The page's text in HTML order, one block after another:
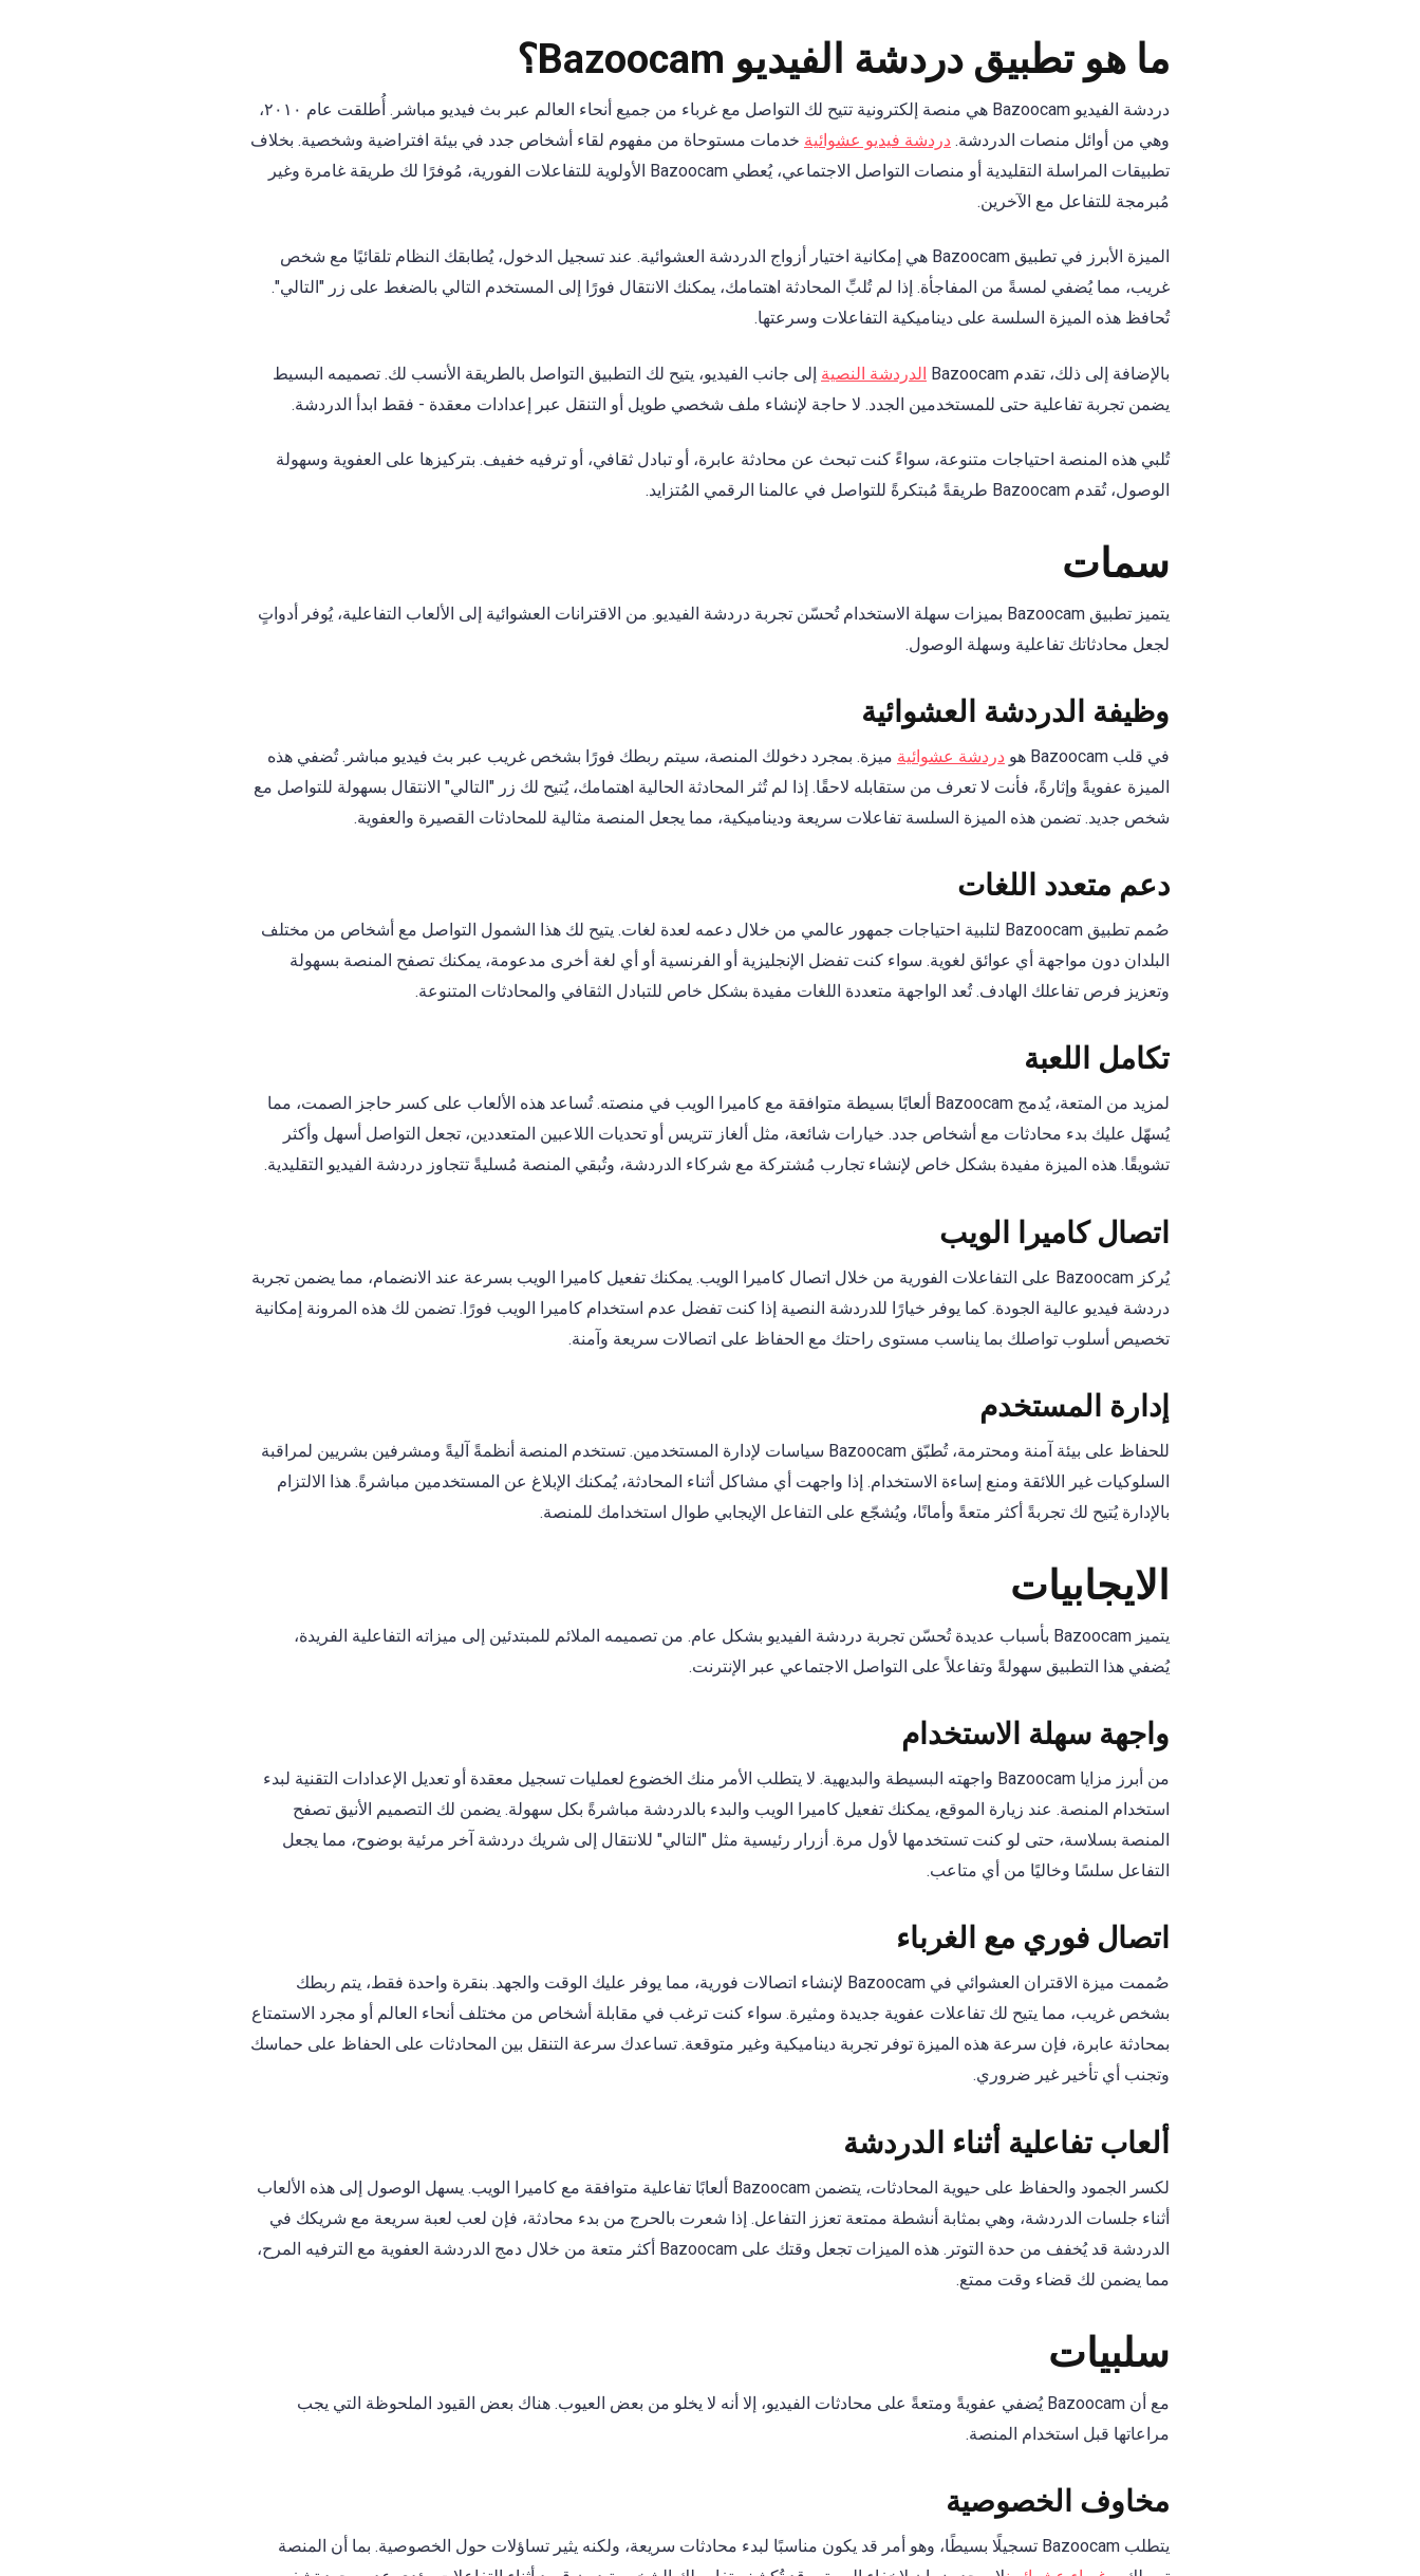
ما هو تطبيق دردشة الفيديو Bazoocam؟
دردشة الفيديو Bazoocam هي منصة إلكترونية تتيح لك التواصل مع غرباء من جميع أنحاء العالم عبر بث فيديو مباشر. أُطلقت عام ٢٠١٠،
وهي من أوائل منصات الدردشة. دردشة فيديو عشوائية خدمات مستوحاة من مفهوم لقاء أشخاص جدد في بيئة افتراضية وشخصية. بخلاف
تطبيقات المراسلة التقليدية أو منصات التواصل الاجتماعي، يُعطي Bazoocam الأولوية للتفاعلات الفورية، مُوفرًا لك طريقة غامرة وغير
مُبرمجة للتفاعل مع الآخرين.
الميزة الأبرز في تطبيق Bazoocam هي إمكانية اختيار أزواج الدردشة العشوائية. عند تسجيل الدخول، يُطابقك النظام تلقائيًا مع شخص
غريب، مما يُضفي لمسةً من المفاجأة. إذا لم تُلبِّ المحادثة اهتمامك، يمكنك الانتقال فورًا إلى المستخدم التالي بالضغط على زر "التالي".
تُحافظ هذه الميزة السلسة على ديناميكية التفاعلات وسرعتها.
بالإضافة إلى ذلك، تقدم Bazoocam الدردشة النصية إلى جانب الفيديو، يتيح لك التطبيق التواصل بالطريقة الأنسب لك. تصميمه البسيط
يضمن تجربة تفاعلية حتى للمستخدمين الجدد. لا حاجة لإنشاء ملف شخصي طويل أو التنقل عبر إعدادات معقدة - فقط ابدأ الدردشة.
تُلبي هذه المنصة احتياجات متنوعة، سواءً كنت تبحث عن محادثة عابرة، أو تبادل ثقافي، أو ترفيه خفيف. بتركيزها على العفوية وسهولة
الوصول، تُقدم Bazoocam طريقةً مُبتكرةً للتواصل في عالمنا الرقمي المُتزايد.
سمات
يتميز تطبيق Bazoocam بميزات سهلة الاستخدام تُحسّن تجربة دردشة الفيديو. من الاقترانات العشوائية إلى الألعاب التفاعلية، يُوفر أدواتٍ
لجعل محادثاتك تفاعلية وسهلة الوصول.
وظيفة الدردشة العشوائية
في قلب Bazoocam هو دردشة عشوائية ميزة. بمجرد دخولك المنصة، سيتم ربطك فورًا بشخص غريب عبر بث فيديو مباشر. تُضفي هذه
الميزة عفويةً وإثارةً، فأنت لا تعرف من ستقابله لاحقًا. إذا لم تُثر المحادثة الحالية اهتمامك، يُتيح لك زر "التالي" الانتقال بسهولة للتواصل مع
شخص جديد. تضمن هذه الميزة السلسة تفاعلات سريعة وديناميكية، مما يجعل المنصة مثالية للمحادثات القصيرة والعفوية.
دعم متعدد اللغات
صُمم تطبيق Bazoocam لتلبية احتياجات جمهور عالمي من خلال دعمه لعدة لغات. يتيح لك هذا الشمول التواصل مع أشخاص من مختلف
البلدان دون مواجهة أي عوائق لغوية. سواء كنت تفضل الإنجليزية أو الفرنسية أو أي لغة أخرى مدعومة، يمكنك تصفح المنصة بسهولة
وتعزيز فرص تفاعلك الهادف. تُعد الواجهة متعددة اللغات مفيدة بشكل خاص للتبادل الثقافي والمحادثات المتنوعة.
تكامل اللعبة
لمزيد من المتعة، يُدمج Bazoocam ألعابًا بسيطة متوافقة مع كاميرا الويب في منصته. تُساعد هذه الألعاب على كسر حاجز الصمت، مما
يُسهّل عليك بدء محادثات مع أشخاص جدد. خيارات شائعة، مثل ألغاز تتريس أو تحديات اللاعبين المتعددين، تجعل التواصل أسهل وأكثر
تشويقًا. هذه الميزة مفيدة بشكل خاص لإنشاء تجارب مُشتركة مع شركاء الدردشة، وتُبقي المنصة مُسليةً تتجاوز دردشة الفيديو التقليدية.
اتصال كاميرا الويب
يُركز Bazoocam على التفاعلات الفورية من خلال اتصال كاميرا الويب. يمكنك تفعيل كاميرا الويب بسرعة عند الانضمام، مما يضمن تجربة
دردشة فيديو عالية الجودة. كما يوفر خيارًا للدردشة النصية إذا كنت تفضل عدم استخدام كاميرا الويب فورًا. تضمن لك هذه المرونة إمكانية
تخصيص أسلوب تواصلك بما يناسب مستوى راحتك مع الحفاظ على اتصالات سريعة وآمنة.
إدارة المستخدم
للحفاظ على بيئة آمنة ومحترمة، تُطبّق Bazoocam سياسات لإدارة المستخدمين. تستخدم المنصة أنظمةً آليةً ومشرفين بشريين لمراقبة
السلوكيات غير اللائقة ومنع إساءة الاستخدام. إذا واجهت أي مشاكل أثناء المحادثة، يُمكنك الإبلاغ عن المستخدمين مباشرةً. هذا الالتزام
بالإدارة يُتيح لك تجربةً أكثر متعةً وأمانًا، ويُشجّع على التفاعل الإيجابي طوال استخدامك للمنصة.
الايجابيات
يتميز Bazoocam بأسباب عديدة تُحسّن تجربة دردشة الفيديو بشكل عام. من تصميمه الملائم للمبتدئين إلى ميزاته التفاعلية الفريدة،
يُضفي هذا التطبيق سهولةً وتفاعلاً على التواصل الاجتماعي عبر الإنترنت.
واجهة سهلة الاستخدام
من أبرز مزايا Bazoocam واجهته البسيطة والبديهية. لا يتطلب الأمر منك الخضوع لعمليات تسجيل معقدة أو تعديل الإعدادات التقنية لبدء
استخدام المنصة. عند زيارة الموقع، يمكنك تفعيل كاميرا الويب والبدء بالدردشة مباشرةً بكل سهولة. يضمن لك التصميم الأنيق تصفح
المنصة بسلاسة، حتى لو كنت تستخدمها لأول مرة. أزرار رئيسية مثل "التالي" للانتقال إلى شريك دردشة آخر مرئية بوضوح، مما يجعل
التفاعل سلسًا وخاليًا من أي متاعب.
اتصال فوري مع الغرباء
صُممت ميزة الاقتران العشوائي في Bazoocam لإنشاء اتصالات فورية، مما يوفر عليك الوقت والجهد. بنقرة واحدة فقط، يتم ربطك
بشخص غريب، مما يتيح لك تفاعلات عفوية جديدة ومثيرة. سواء كنت ترغب في مقابلة أشخاص من مختلف أنحاء العالم أو مجرد الاستمتاع
بمحادثة عابرة، فإن سرعة هذه الميزة توفر تجربة ديناميكية وغير متوقعة. تساعدك سرعة التنقل بين المحادثات على الحفاظ على حماسك
وتجنب أي تأخير غير ضروري.
ألعاب تفاعلية أثناء الدردشة
لكسر الجمود والحفاظ على حيوية المحادثات، يتضمن Bazoocam ألعابًا تفاعلية متوافقة مع كاميرا الويب. يسهل الوصول إلى هذه الألعاب
أثناء جلسات الدردشة، وهي بمثابة أنشطة ممتعة تعزز التفاعل. إذا شعرت بالحرج من بدء محادثة، فإن لعب لعبة سريعة مع شريكك في
الدردشة قد يُخفف من حدة التوتر. هذه الميزات تجعل وقتك على Bazoocam أكثر متعة من خلال دمج الدردشة العفوية مع الترفيه المرح،
مما يضمن لك قضاء وقت ممتع.
سلبيات
مع أن Bazoocam يُضفي عفويةً ومتعةً على محادثات الفيديو، إلا أنه لا يخلو من بعض العيوب. هناك بعض القيود الملحوظة التي يجب
مراعاتها قبل استخدام المنصة.
مخاوف الخصوصية
يتطلب Bazoocam تسجيلًا بسيطًا، وهو أمر قد يكون مناسبًا لبدء محادثات سريعة، ولكنه يثير تساؤلات حول الخصوصية. بما أن المنصة